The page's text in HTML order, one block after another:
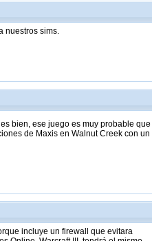
nuestros sims.
bien, ese juego es muy probable que
de Maxis en Walnut Creek con un
incluye un firewall que evitara